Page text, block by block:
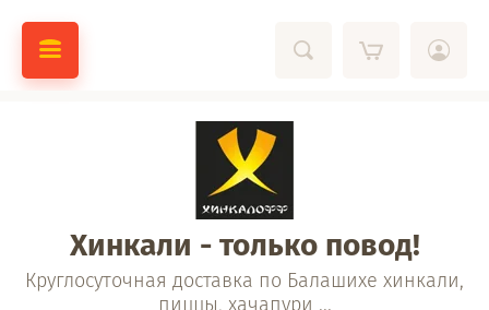
Хинкали - только повод!
Круглосуточная доставка по Балашихе хинкали,
пиццы, хачапури ...